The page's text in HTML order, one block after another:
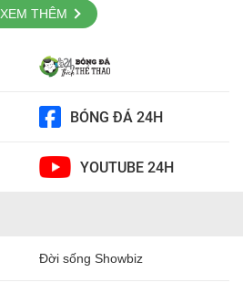
XEM THÊM
BÓNG ĐÁ 24H
YOUTUBE 24H
Đời sống Showbiz